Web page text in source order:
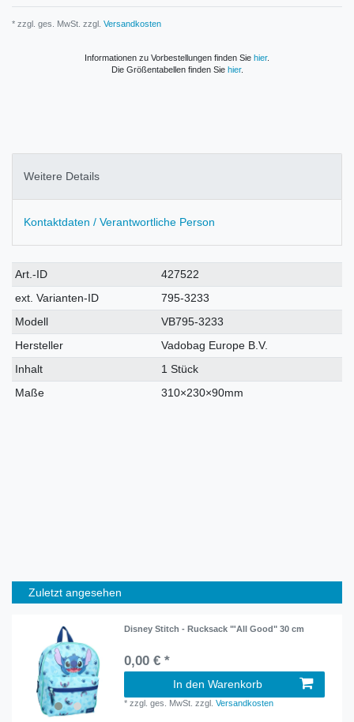
* zzgl. ges. MwSt. zzgl. Versandkosten
Informationen zu Vorbestellungen finden Sie hier.
Die Größentabellen finden Sie hier.
Weitere Details
Kontaktdaten / Verantwortliche Person
Technisches
Merkmal
Wert
Art.-ID
427522
ext. Varianten-ID
795-3233
Modell
VB795-3233
Hersteller
Vadobag Europe B.V.
Inhalt
1 Stück
Maße
310×230×90mm
Zuletzt angesehen
Disney Stitch - Rucksack "'All Good" 30 cm
0,00 € *
In den Warenkorb
*zzgl. ges. MwSt. zzgl.Versandkosten